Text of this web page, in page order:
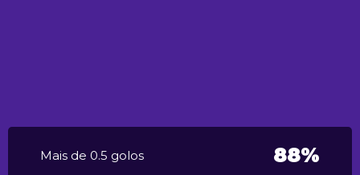
Mais de 0.5 golos 88%